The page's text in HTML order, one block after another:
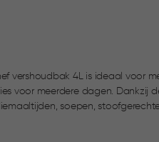
vershoudbak 4L is ideaal voor
voor meerdere dagen. Dankzij
soepen,
luchtdicht dankzij de zachte
is geschikt voor magnetron,